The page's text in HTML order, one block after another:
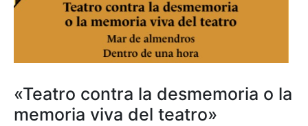
«Teatro contra la desmemoria o la
memoria viva del teatro»